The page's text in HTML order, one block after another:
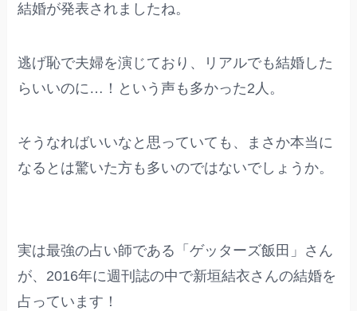
結婚が発表されましたね。
逃げ恥で夫婦を演じており、リアルでも結婚した
らいいのに…！という声も多かった2人。
そうなればいいなと思っていても、まさか本当に
なるとは驚いた方も多いのではないでしょうか。
実は最強の占い師である「ゲッターズ飯田」さん
が、2016年に週刊誌の中で新垣結衣さんの結婚を
占っています！